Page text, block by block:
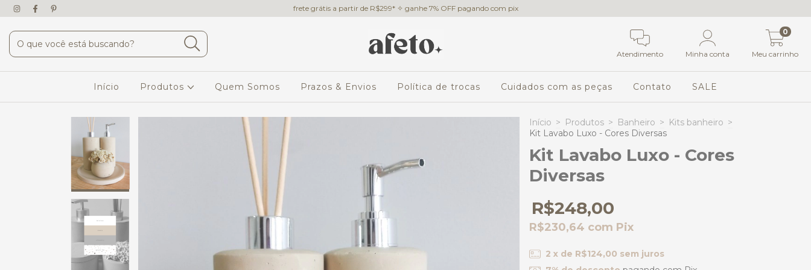
frete grátis a partir de R$299* ✧ ganhe 7% OFF pagando com pix
Atendimento Minha conta Meu carrinho
0
Início Produtos Quem Somos Prazos & Envios Política de trocas Cuidados com as peças Contato SALE
Início > Produtos > Banheiro > Kits banheiro >
Kit Lavabo Luxo - Cores Diversas
Kit Lavabo Luxo - Cores
Diversas
R$248,00
R$230,64 com Pix
2 x de R$124,00 sem juros